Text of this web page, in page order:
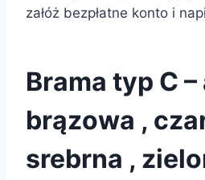
załóż bezpłatne konto i
Brama typ C
brązowa ,
srebrna ,